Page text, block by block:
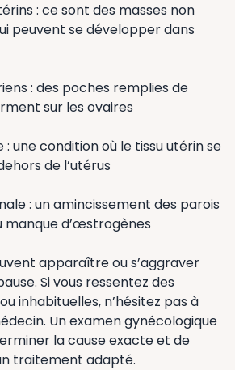
: ce sont des masses non
peuvent se développer dans
: des poches remplies de
sur les ovaires
: une condition où le tissu utérin se
de l’utérus
: un amincissement des parois
manque d’œstrogènes
apparaître ou s’aggraver
Si vous ressentez des
inhabituelles, n’hésitez pas à
Un examen gynécologique
la cause exacte et de
traitement adapté.